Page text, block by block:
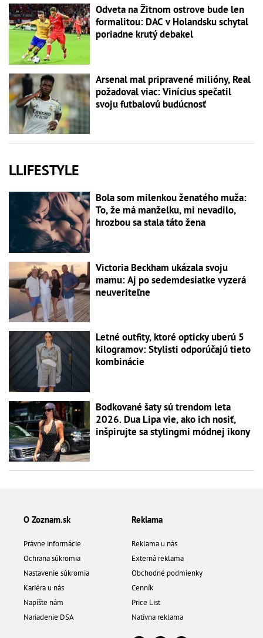
Odveta na Žitnom ostrove bude len
formalitou: DAC v Holandsku schytal
poriadne krutý debakel
Arsenal mal pripravené milióny, Real
požadoval viac: Vinícius spečatil
svoju futbalovú budúcnosť
LLIFESTYLE
Bola som milenkou ženatého muža:
To, že má manželku, mi nevadilo,
hrozbou sa stala táto žena
Victoria Beckham ukázala svoju
mamu: Aj po sedemdesiatke vyzerá
neuveriteľne
Letné outfity, ktoré opticky uberú 5
kilogramov: Stylisti odporúčajú tieto
kombinácie
Bodkované šaty sú trendom leta
2026. Dua Lipa vie, ako ich nosiť,
inšpirujte sa stylingmi módnej ikony
O Zoznam.sk
Právne informácie
Ochrana súkromia
Nastavenie súkromia
Kariéra u nás
Napíšte nám
Nariadenie DSA
Reklama
Reklama u nás
Externá reklama
Obchodné podmienky
Cenník
Price List
Natívna reklama